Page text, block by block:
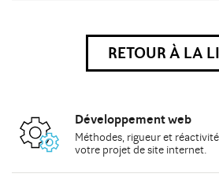
RETOUR À LA
Développement web
Méthodes, rigueur et
votre projet de site internet.